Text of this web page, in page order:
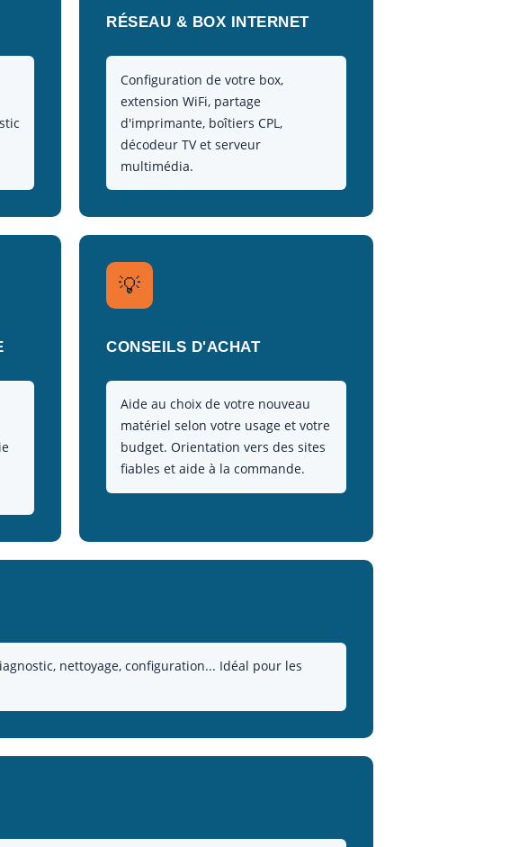
RÉSEAU & BOX INTERNET
Configuration de votre box,
extension WiFi, partage
d'imprimante, boîtiers CPL,
décodeur TV et serveur
multimédia.
💡
CONSEILS D'ACHAT
Aide au choix de votre nouveau
matériel selon votre usage et votre
budget. Orientation vers des sites
fiables et aide à la commande.
nettoyage, configuration... Idéal pour les